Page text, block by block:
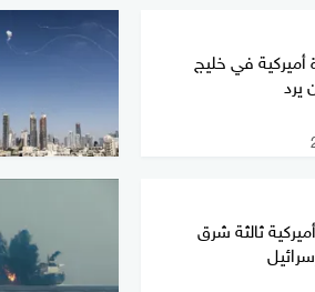
أميركية في خليج
يرد
ثالثة شرق